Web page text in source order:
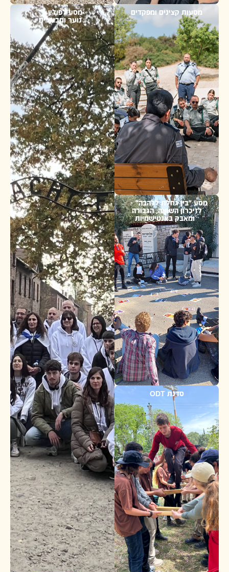
קצינים ומפקדים
מסע לפולין -
נוער ומבוגרים
גחלת ללהבה" -
השואה, הגבורה
באנטישמיות